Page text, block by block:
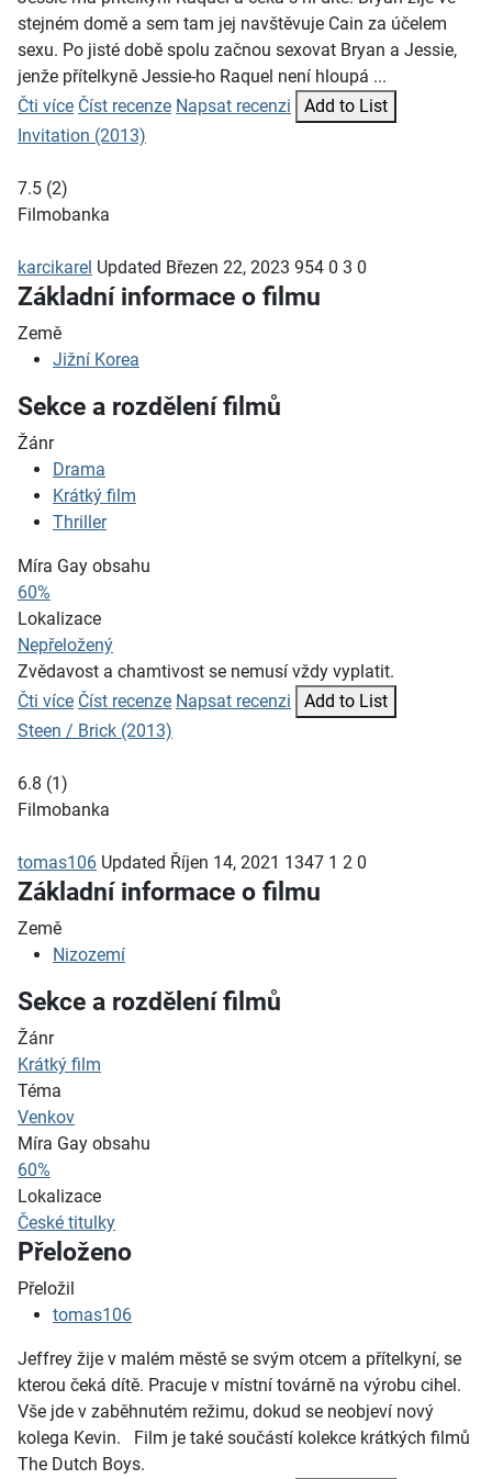
stejném domě a sem tam jej navštěvuje Cain za účelem
sexu. Po jisté době spolu začnou sexovat Bryan a Jessie,
jenže přítelkyně Jessie-ho Raquel není hloupá ...
Čti více Číst recenze Napsat recenzi
Add to List
Invitation (2013)
7.5 (2)
Filmobanka
karcikarel Updated Březen 22, 2023 954 0 3 0
Základní informace o filmu
Země
Jižní Korea
Sekce a rozdělení filmů
Žánr
Drama
Krátký film
Thriller
Míra Gay obsahu
60%
Lokalizace
Nepřeložený
Zvědavost a chamtivost se nemusí vždy vyplatit.
Čti více Číst recenze Napsat recenzi
Add to List
Steen / Brick (2013)
6.8 (1)
Filmobanka
tomas106 Updated Říjen 14, 2021 1347 1 2 0
Základní informace o filmu
Země
Nizozemí
Sekce a rozdělení filmů
Žánr
Krátký film
Téma
Venkov
Míra Gay obsahu
60%
Lokalizace
České titulky
Přeloženo
Přeložil
tomas106
Jeffrey žije v malém městě se svým otcem a přítelkyní, se
kterou čeká dítě. Pracuje v místní továrně na výrobu cihel.
Vše jde v zaběhnutém režimu, dokud se neobjeví nový
kolega Kevin. Film je také součástí kolekce krátkých filmů
The Dutch Boys.